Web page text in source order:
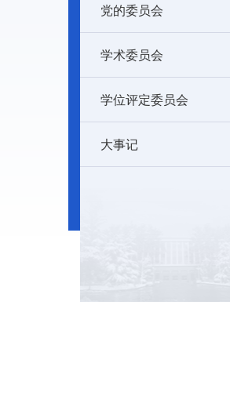
党的委员会
学术委员会
学位评定委员会
大事记